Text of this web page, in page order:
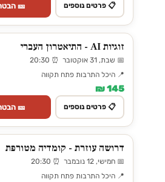
📋 פרטים נוספים 🎫
זוגיות AI - התיאטרון העברי
📅 שבת, 31 אוקטובר ⏰ 20:30
📍 היכל התרבות פתח תקווה
145 ₪
📋 פרטים נוספים 🎫
דרושה עוזרת - קומדיה מטורפת
📅 חמישי, 12 נובמבר ⏰ 20:30
📍 היכל התרבות פתח תקווה